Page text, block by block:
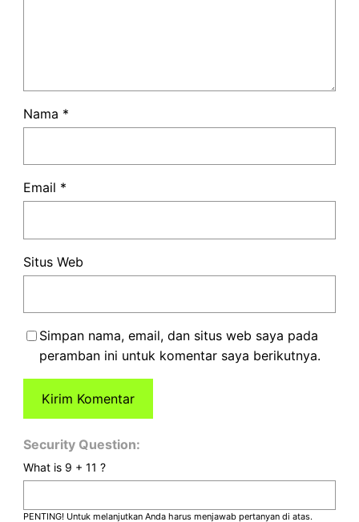
Nama *
Email *
Situs Web
Simpan nama, email, dan situs web saya pada
peramban ini untuk komentar saya berikutnya.
Security Question:
What is 9 + 11 ?
PENTING! Untuk melanjutkan Anda harus menjawab pertanyan di atas.